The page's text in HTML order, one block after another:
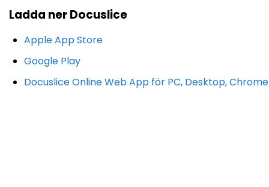
Ladda ner Docuslice
Apple App Store
Google Play
Docuslice Online Web App för PC, Desktop,